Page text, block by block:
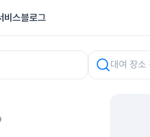
비스블로그